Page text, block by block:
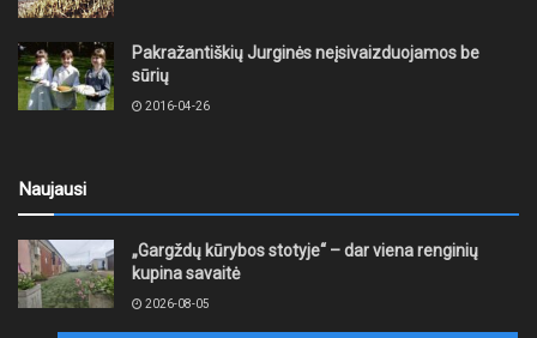
Pakražantiškių Jurginės neįsivaizduojamos be
sūrių
2016-04-26
Naujausi
„Gargždų kūrybos stotyje“ – dar viena renginių
kupina savaitė
2026-08-05